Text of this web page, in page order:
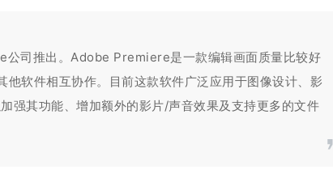
公司推出。Adobe Premiere是一款编辑画面质量比较好
软件相互协作。目前这款软件广泛应用于图像设计、影
强其功能、增加额外的影片/声音效果及支持更多的文件